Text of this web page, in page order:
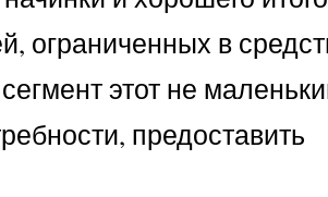
ограниченных в
этот не
предоставить